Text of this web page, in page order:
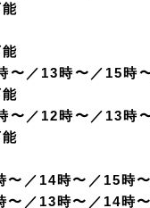
〜／13時〜／15時
〜／12時〜／13時
／14時〜／15時
／13時〜／14時